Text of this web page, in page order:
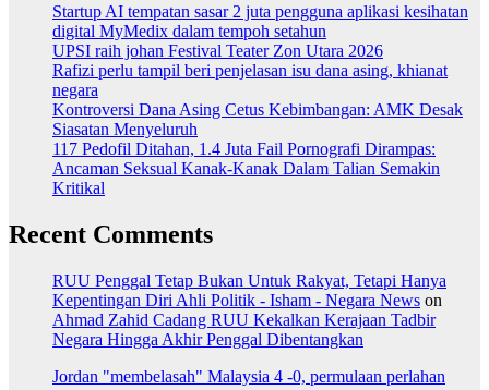
Startup AI tempatan sasar 2 juta pengguna aplikasi kesihatan
digital MyMedix dalam tempoh setahun
UPSI raih johan Festival Teater Zon Utara 2026
Rafizi perlu tampil beri penjelasan isu dana asing, khianat
negara
Kontroversi Dana Asing Cetus Kebimbangan: AMK Desak
Siasatan Menyeluruh
117 Pedofil Ditahan, 1.4 Juta Fail Pornografi Dirampas:
Ancaman Seksual Kanak-Kanak Dalam Talian Semakin
Kritikal
Recent Comments
RUU Penggal Tetap Bukan Untuk Rakyat, Tetapi Hanya
Kepentingan Diri Ahli Politik - Isham - Negara News on
Ahmad Zahid Cadang RUU Kekalkan Kerajaan Tadbir
Negara Hingga Akhir Penggal Dibentangkan
Jordan "membelasah" Malaysia 4 -0, permulaan perlahan